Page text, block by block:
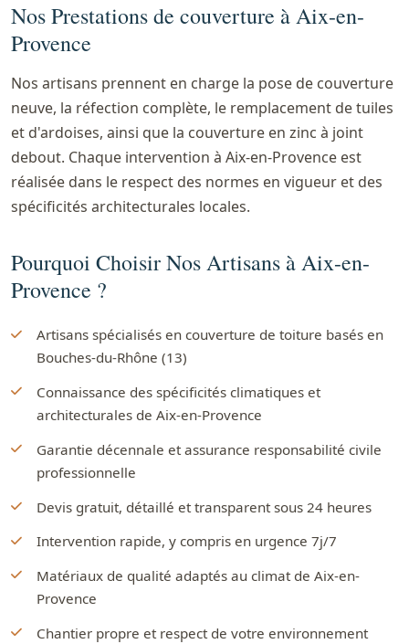
Nos Prestations de couverture à Aix-en-
Provence
Nos artisans prennent en charge la pose de couverture
neuve, la réfection complète, le remplacement de tuiles
et d'ardoises, ainsi que la couverture en zinc à joint
debout. Chaque intervention à Aix-en-Provence est
réalisée dans le respect des normes en vigueur et des
spécificités architecturales locales.
Pourquoi Choisir Nos Artisans à Aix-en-
Provence ?
Artisans spécialisés en couverture de toiture basés en
Bouches-du-Rhône (13)
Connaissance des spécificités climatiques et
architecturales de Aix-en-Provence
Garantie décennale et assurance responsabilité civile
professionnelle
Devis gratuit, détaillé et transparent sous 24 heures
Intervention rapide, y compris en urgence 7j/7
Matériaux de qualité adaptés au climat de Aix-en-
Provence
Chantier propre et respect de votre environnement